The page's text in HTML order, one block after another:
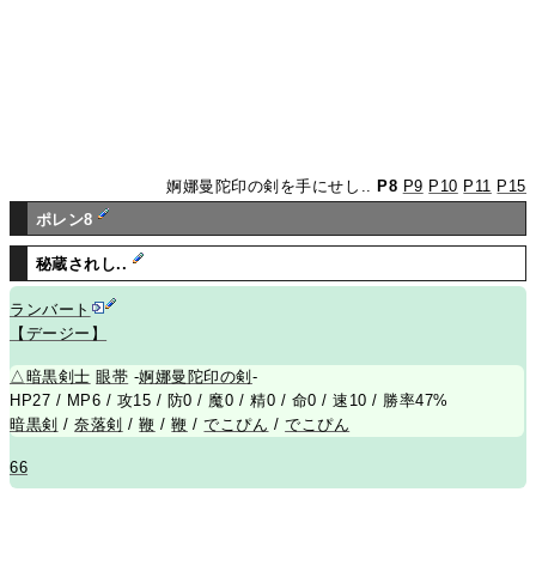
婀娜曼陀印の剣を手にせし..P8 P9 P10 P11 P15
ポレン8
秘蔵されし..
ランバート
【デージー】
△暗黒剣士 眼帯 -婀娜曼陀印の剣 -
HP27 / MP6 / 攻15 / 防0 / 魔0 / 精0 / 命0 / 速10 / 勝率47%
暗黒剣 /奈落剣 /鞭 /鞭 /でこぴん /でこぴん
66